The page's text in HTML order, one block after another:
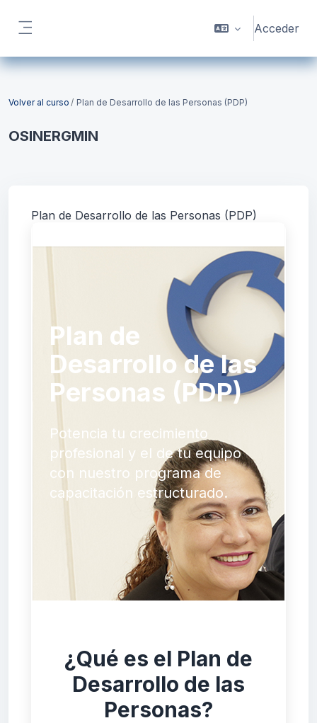
Acceder
Bloques
Volver al curso Plan de Desarrollo de las Personas (PDP)
OSINERGMIN
Plan de Desarrollo de las Personas (PDP)
Plan de
Desarrollo de las
Personas (PDP)
Potencia tu crecimiento
profesional y el de tu equipo
con nuestro programa de
capacitación estructurado.
¿Qué es el Plan de
Desarrollo de las
Personas?